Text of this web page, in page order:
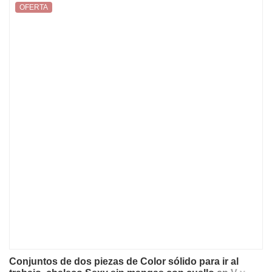
Conjuntos de dos piezas de Color sólido para ir al
OFERTA